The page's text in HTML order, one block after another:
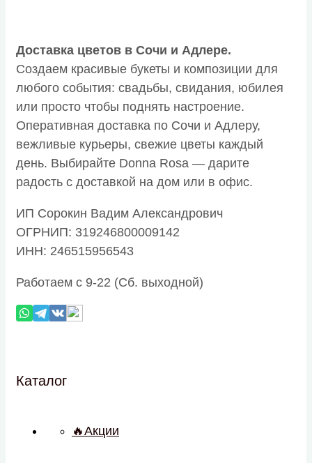
Доставка цветов в Сочи и Адлере.
Создаем красивые букеты и композиции для
любого события: свадьбы, свидания, юбилея
или просто чтобы поднять настроение.
Оперативная доставка по Сочи и Адлеру,
вежливые курьеры, свежие цветы каждый
день. Выбирайте Donna Rosa — дарите
радость с доставкой на дом или в офис.
ИП Сорокин Вадим Александрович
ОГРНИП: 319246800009142
ИНН: 246515956543
Работаем с 9-22 (Сб. выходной)
Каталог
🔥Акции